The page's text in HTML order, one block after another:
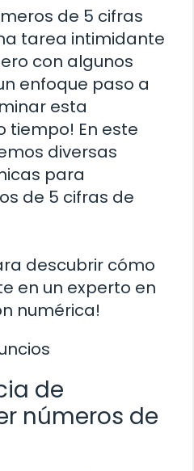
de 5 cifras
tarea intimidante
con algunos
enfoque paso a
esta
tiempo! En este
diversas
para
de 5 cifras de
descubrir cómo
en un experto en
numérica!
de
números de